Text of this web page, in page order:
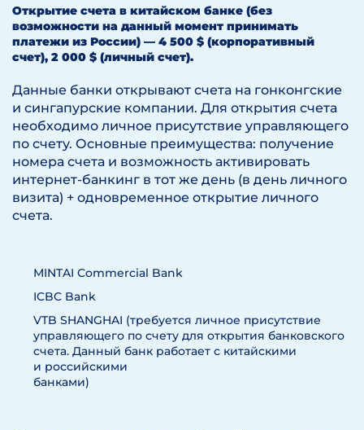
Открытие счета в китайском банке (без
возможности на данный момент принимать
платежи из России) — 4 500 $ (корпоративный
счет), 2 000 $ (личный счет).
Данные банки открывают счета на гонконгские
и сингапурские компании. Для открытия счета
необходимо личное присутствие управляющего
по счету. Основные преимущества: получение
номера счета и возможность активировать
интернет-банкинг в тот же день (в день личного
визита) + одновременное открытие личного
счета.
MINTAI Commercial Bank
ICBC Bank
VTB SHANGHAI (требуется личное присутствие
управляющего по счету для открытия банковского
счета. Данный банк работает с китайскими
и российскими
банками)